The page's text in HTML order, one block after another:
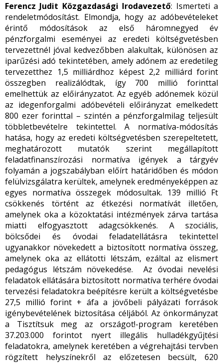
Ferencz Judit Közgazdasági Irodavezető: Ismerteti a
rendeletmódosítást. Elmondja, hogy az adóbevételeket
érintő módosítások az első háromnegyed év
pénzforgalmi eseményei az eredeti költségvetésben
tervezettnél jóval kedvezőbben alakultak, különösen az
iparűzési adó tekintetében, amely adónem az eredetileg
tervezetthez 1,5 milliárdhoz képest 2,2 milliárd forint
összegben realizálódtak, így 700 millió forinttal
emelhettük az előirányzatot. Az egyéb adónemek közül
az idegenforgalmi adóbevételi előirányzat emelkedett
800 ezer forinttal – szintén a pénzforgalmilag teljesült
többletbevételre tekintettel. A normatíva-módosítás
hatása, hogy az eredeti költségvetésben szerepeltetett,
meghatározott mutatók szerint megállapított
feladatfinanszírozási normatíva igények a tárgyév
folyamán a jogszabályban előírt határidőben és módon
felülvizsgálatra kerültek, amelynek eredményeképpen az
egyes normatíva összegek módosultak. 139 millió Ft
csökkenés történt az étkezési normatívát illetően,
amelynek oka a közoktatási intézmények zárva tartása
miatti elfogyasztott adagcsökkenés. A szociális,
bölcsődei és óvodai feladatellátásra tekintettel
ugyanakkor növekedett a biztosított normatíva összeg,
amelynek oka az ellátotti létszám, ezáltal az elismert
pedagógus létszám növekedése. Az óvodai nevelési
feladatok ellátására biztosított normatíva terhére óvodai
tervezési feladatokra beépítésre került a költségvetésbe
27,5 millió forint + áfa a jövőbeli pályázati források
igénybevételének biztosítása céljából. Az önkormányzat
a Tisztítsuk meg az országot!-program keretében
37.203.000 forintot nyert illegális hulladékgyűjtési
feladatokra, amelynek keretében a végrehajtási tervben
rögzített helyszínekről az előzetesen becsült, 620